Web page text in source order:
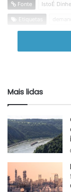
Fonte IstoÉ
Etiquetas
Mais lidas